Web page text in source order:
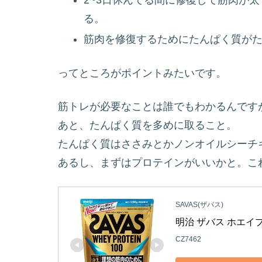
る。
筋肉を修復するためにたんぱく質が
ってところがポイントみたいです。
筋トレが必要なことは誰でもわかるんで
あと、たんぱく質を多めに取ること。
たんぱく質はささみとかノンオイルシー
あるし、まずはプロテインがいいかと。こ
SAVAS(ザバス)
明治 ザバス ホエイ
CZ7462